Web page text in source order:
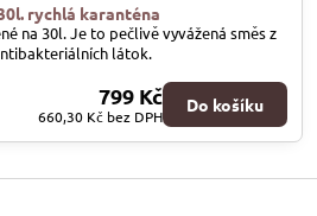
rychlá karanténa
na 30l. Je to pečlivě vyvážená směs z
látok.
799 Kč
660,30 Kč bez DPH
Do košíku